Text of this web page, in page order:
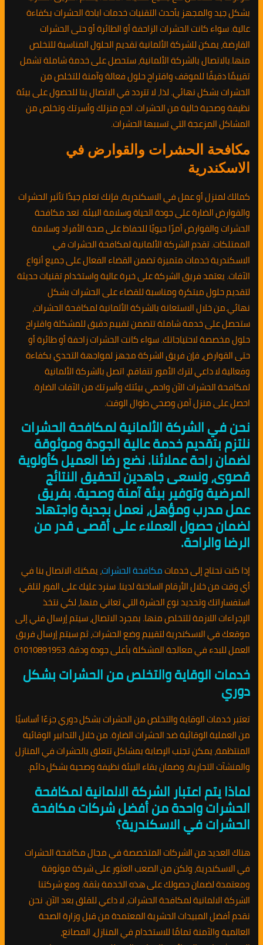
بشكل جيد والمجهز بأحدث التقنيات خدمات ابادة الحشرات بكفاءة
عالية. سواء كانت الحشرات الزاحفة أو الطائرة أو حتى الحشرات
القارضة، يمكن للشركة الألمانية تقديم الحلول المناسبة للتخلص
منها.بالاتصال بالشركة الألمانية، ستحصل على خدمة شاملة تشمل
تقييمًا دقيقًا للموقف واقتراح حلول فعالة وآمنة للتخلص من
الحشرات بشكل نهائي. لذا، لا تتردد في الاتصال بنا للحصول على بيئة
نظيفة وصحية خالية من الحشرات. احمِ منزلك وأسرتك وتخلص من
المشاكل المزعجة التي تسببها الحشرات.
مكافحة الحشرات والقوارض في
الاسكندرية
كمالك لمنزل أو عمل في الاسكندرية، فإنك تعلم جيدًا تأثير الحشرات
والقوارض الضارة على جودة الحياة وسلامة البيئة. تعد مكافحة
الحشرات والقوارض أمرًا حيويًا للحفاظ على صحة الأفراد وسلامة
الممتلكات. تقدم الشركة الألمانية لمكافحة الحشرات في
الاسكندرية خدمات متميزة تضمن القضاء الفعال على جميع أنواع
الآفات. يعتمد فريق الشركة على خبرة عالية واستخدام تقنيات حديثة
لتقديم حلول مبتكرة ومناسبة للقضاء على الحشرات بشكل
نهائي.من خلال الاستعانة بالشركة الألمانية لمكافحة الحشرات،
ستحصل على خدمة شاملة تتضمن تقييم دقيق للمشكلة واقتراح
حلول مخصصة لاحتياجاتك. سواء كانت الحشرات زاحفة أو طائرة أو
حتى القوارض، فإن فريق الشركة مجهز لمواجهة التحدي بكفاءة
وفعالية.لا داعي لترك الأمور تتفاقم، اتصل بالشركة الألمانية
لمكافحة الحشرات الآن واحمي بيئتك وأسرتك من الآفات الضارة.
احصل على منزل آمن وصحي طوال الوقت.
نحن في الشركة الألمانية لمكافحة الحشرات
نلتزم بتقديم خدمة عالية الجودة وموثوقة
لضمان راحة عملائنا. نضع رضا العميل كأولوية
قصوى، ونسعى جاهدين لتحقيق النتائج
المرضية وتوفير بيئة آمنة وصحية. بفريق
عمل مدرب ومؤهل، نعمل بجدية واجتهاد
لضمان حصول العملاء على أقصى قدر من
الرضا والراحة.
إذا كنت تحتاج إلى خدماتمكافحة الحشرات، يمكنك الاتصال بنا في
أي وقت من خلال الأرقام الساخنة لدينا. سنرد عليك على الفور لتلقي
استفساراتك وتحديد نوع الحشرة التي تعاني منها، لكي نتخذ
الإجراءات اللازمة للتخلص منها. بمجرد الاتصال، سيتم إرسال فني إلى
موقعك في الاسكندرية لتقييم وضع الحشرات، ثم سيتم إرسال فريق
العمل للبدء في معالجة المشكلة بأعلى جودة ودقة. 01010891953
خدمات الوقاية والتخلص من الحشرات بشكل
دوري
تعتبر خدمات الوقاية والتخلص من الحشرات بشكل دوري جزءًا أساسيًا
من العملية الوقائية ضد الحشرات الضارة. من خلال التدابير الوقائية
المنتظمة، يمكن تجنب الإصابة بمشاكل تتعلق بالحشرات في المنازل
والمنشآت التجارية، وضمان بقاء البيئة نظيفة وصحية بشكل دائم.
لماذا يتم اعتبار الشركة الالمانية لمكافحة
الحشرات واحدة من أفضل شركات مكافحة
الحشرات في الاسكندرية؟
هناك العديد من الشركات المتخصصة في مجال مكافحة الحشرات
في الاسكندرية، ولكن من الصعب العثور على شركة موثوقة
ومعتمدة لضمان حصولك على هذه الخدمة بثقة. ومع شركتنا
الشركة الالمانية لمكافحة الحشرات، لا داعي للقلق بعد الآن. نحن
نقدم أفضل المبيدات الحشرية المعتمدة من قبل وزارة الصحة
العالمية والآمنة تمامًا للاستخدام في المنازل، المصانع،